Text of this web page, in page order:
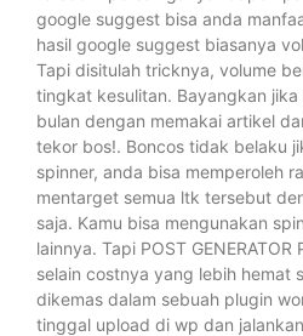
google suggest bisa anda
hasil google suggest biasanya
Tapi disitulah tricknya, volume
tingkat kesulitan. Bayangkan
bulan dengan memakai artikel
tekor bos!. Boncos tidak belaku
spinner, anda bisa memperoleh
mentarget semua ltk tersebut
saja. Kamu bisa mengunakan
lainnya. Tapi POST
selain costnya yang lebih hemat
dikemas dalam sebuah plugin
tinggal upload di wp dan